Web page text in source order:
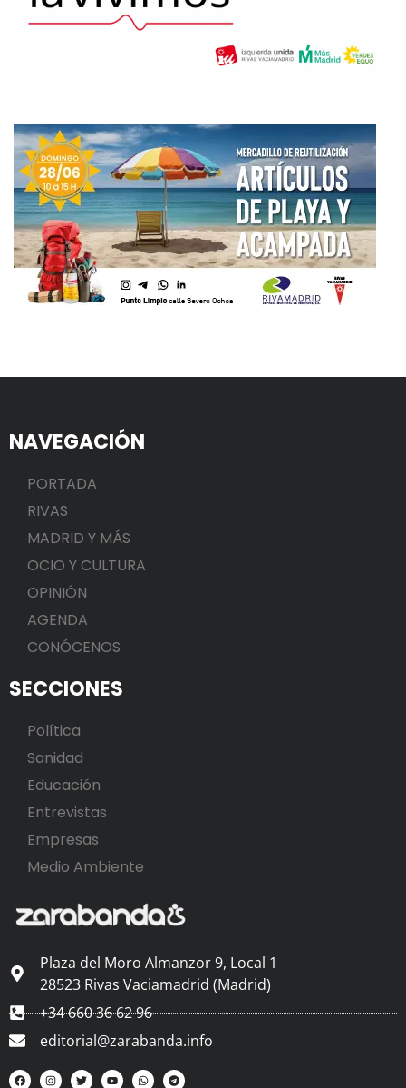
NAVEGACIÓN
PORTADA
RIVAS
MADRID Y MÁS
OCIO Y CULTURA
OPINIÓN
AGENDA
CONÓCENOS
SECCIONES
Política
Sanidad
Educación
Entrevistas
Empresas
Medio Ambiente
Plaza del Moro Almanzor 9, Local 1
28523 Rivas Vaciamadrid (Madrid)
+34 660 36 62 96
editorial@zarabanda.info